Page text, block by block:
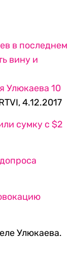
в последнем
вину и
Улюкаева 10
4.12.2017
сумку с $2
Улюкаева.